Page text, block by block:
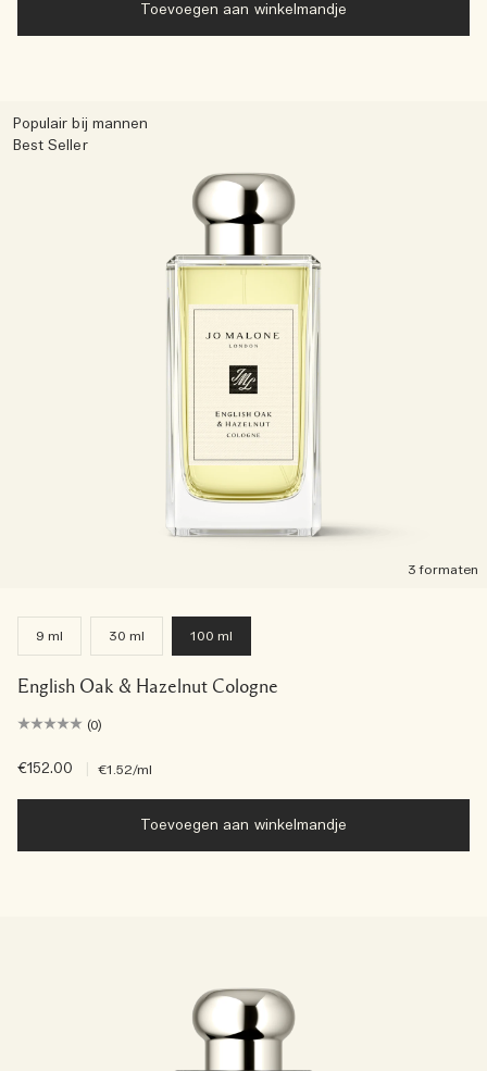
Toevoegen aan winkelmandje
Populair bij mannen
Best Seller
3 formaten
9 ml 30 ml 100 ml
English Oak & Hazelnut Cologne
(0)
€152.00 €1.52/ml
Toevoegen aan winkelmandje